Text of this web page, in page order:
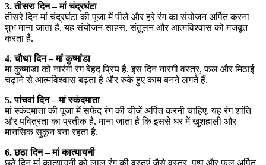
3. तीसरा दिन – मां चंद्रघंटा
तीसरे दिन मां चंद्रघंटा की पूजा में पीले और हरे रंग का संयोजन अर्पित करना
शुभ माना जाता है. यह संयोजन साहस, संतुलन और आत्मविश्वास को मजबूत
करता है.
4. चौथा दिन – मां कुष्मांडा
मां कुष्मांडा को नारंगी रंग बेहद प्रिय है. इस दिन नारंगी वस्त्र, फल और मिठाई
चढ़ाने से आत्मविश्वास बढ़ता है और रुके हुए काम बनने लगते हैं.
5. पांचवां दिन – मां स्कंदमाता
मां स्कंदमाता की पूजा में सफेद रंग की चीजें अर्पित करनी चाहिए. यह रंग शांति
और पवित्रता का प्रतीक है. माना जाता है कि इससे घर में खुशहाली और
मानसिक सुकून बना रहता है.
6. छठा दिन – मां कात्यायनी
छठे दिन मां कात्यायनी को लाल रंग की वस्तुएं जैसे वस्त्र, पुष्प और फल अर्पित